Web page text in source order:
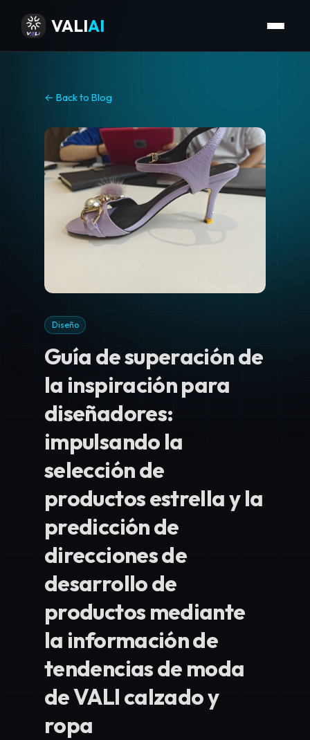
VALIAI
← Back to Blog
Diseño
Guía de superación de
la inspiración para
diseñadores:
impulsando la
selección de
productos estrella y la
predicción de
direcciones de
desarrollo de
productos mediante
la información de
tendencias de moda
de VALI calzado y
ropa